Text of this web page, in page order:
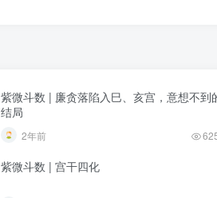
紫微斗数 | 廉贪落陷入巳、亥宫，意想不到
结局
2年前
紫微斗数 | 宫干四化